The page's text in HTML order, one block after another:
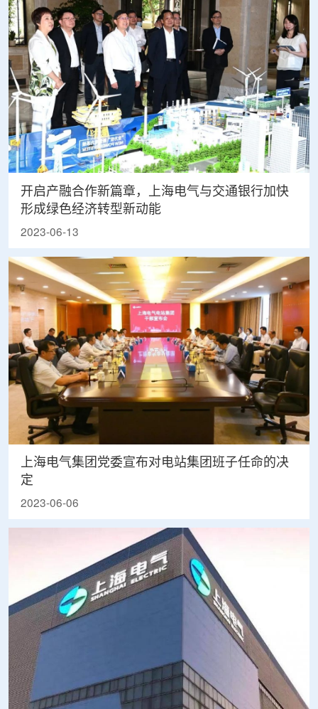
开启产融合作新篇章，上海电气与交通银行加快
形成绿色经济转型新动能
2023-06-13
上海电气集团党委宣布对电站集团班子任命的决
定
2023-06-06